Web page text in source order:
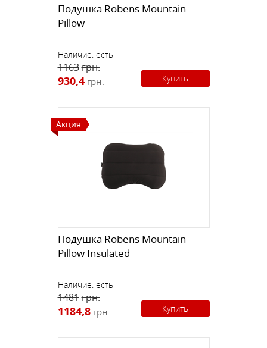
Подушка Robens Mountain
Pillow
Наличие: есть
1163грн.
930,4 грн. Купить
Акция
Подушка Robens Mountain
Pillow Insulated
Наличие: есть
1481грн.
1184,8 грн. Купить